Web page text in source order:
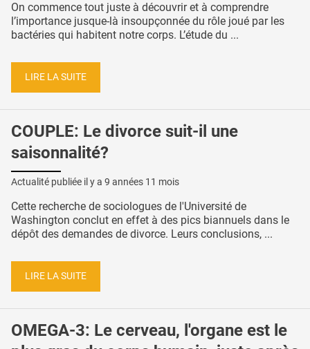
On commence tout juste à découvrir et à comprendre
l’importance jusque-là insoupçonnée du rôle joué par les
bactéries qui habitent notre corps. L’étude du ...
LIRE LA SUITE
COUPLE: Le divorce suit-il une
saisonnalité?
Actualité publiée il y a 9 années 11 mois
Cette recherche de sociologues de l'Université de
Washington conclut en effet à des pics biannuels dans le
dépôt des demandes de divorce. Leurs conclusions, ...
LIRE LA SUITE
OMEGA-3: Le cerveau, l'organe est le